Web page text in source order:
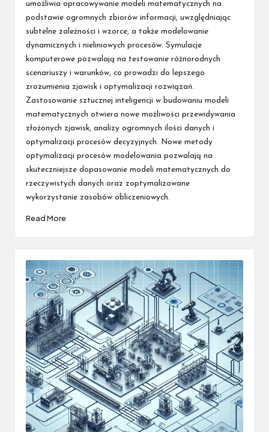
umożliwia opracowywanie modeli matematycznych na
podstawie ogromnych zbiorów informacji, uwzględniając
subtelne zależności i wzorce, a także modelowanie
dynamicznych i nieliniowych procesów. Symulacje
komputerowe pozwalają na testowanie różnorodnych
scenariuszy i warunków, co prowadzi do lepszego
zrozumienia zjawisk i optymalizacji rozwiązań.
Zastosowanie sztucznej inteligencji w budowaniu modeli
matematycznych otwiera nowe możliwości przewidywania
złożonych zjawisk, analizy ogromnych ilości danych i
optymalizacji procesów decyzyjnych. Nowe metody
optymalizacji procesów modelowania pozwalają na
skuteczniejsze dopasowanie modeli matematycznych do
rzeczywistych danych oraz zoptymalizowane
wykorzystanie zasobów obliczeniowych.
Read More